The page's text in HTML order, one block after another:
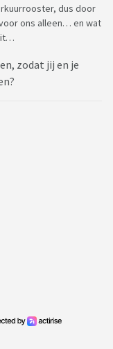
dus door
ons alleen… en wat
zodat jij en je